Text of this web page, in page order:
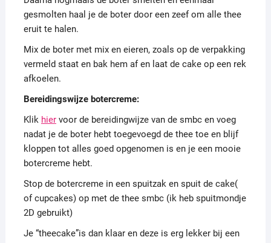
gesmolten haal je de boter door een zeef om alle thee
eruit te halen.
Mix de boter met mix en eieren, zoals op de verpakking
vermeld staat en bak hem af en laat de cake op een rek
afkoelen.
Bereidingswijze botercreme:
Klik hiervoor de bereidingwijze van de smbc en voeg
nadat je de boter hebt toegevoegd de thee toe en blijf
kloppen tot alles goed opgenomen is en je een mooie
botercreme hebt.
Stop de botercreme in een spuitzak en spuit de cake(
of cupcakes) op met de thee smbc (ik heb spuitmondje
2D gebruikt)
Je “theecake”is dan klaar en deze is erg lekker bij een